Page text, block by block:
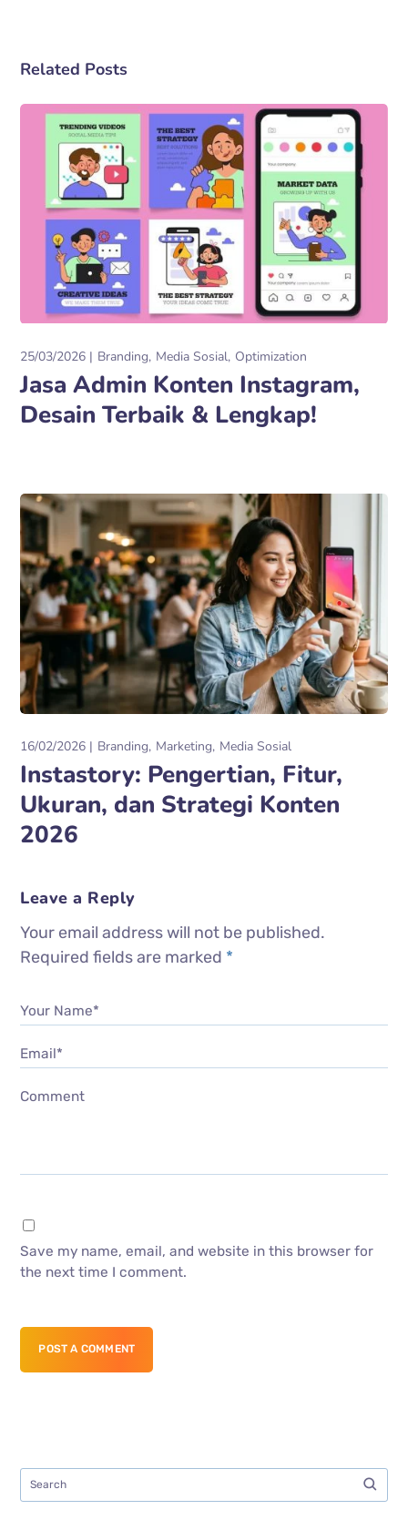
Related Posts
25/03/2026 Branding Media Sosial Optimization
Jasa Admin Konten Instagram,
Desain Terbaik & Lengkap!
16/02/2026 Branding Marketing Media Sosial
Instastory: Pengertian, Fitur,
Ukuran, dan Strategi Konten
2026
Leave a Reply
Your email address will not be published.
Required fields are marked *
Your Name*
Email*
Comment
Save my name, email, and website in this browser for
the next time I comment.
POST A COMMENT